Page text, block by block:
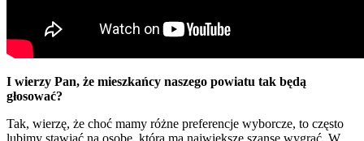
I wierzy Pan, że mieszkańcy naszego powiatu tak będą
głosować?
Tak, wierzę, że choć mamy różne preferencje wyborcze, to często
lubimy stawiać na osobę, która ma największe szanse wygrać. W